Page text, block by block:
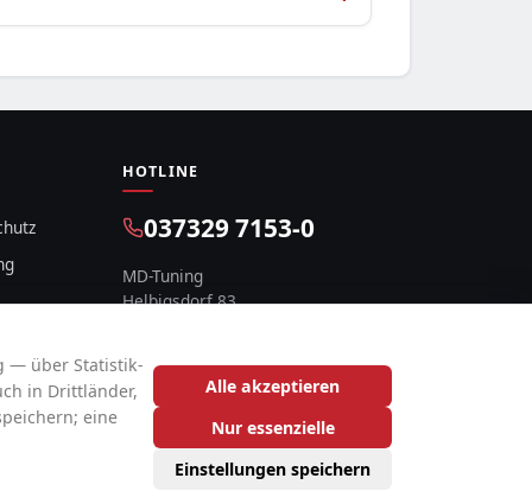
HOTLINE
037329 7153-0
MD-Tuning
Helbigsdorf 83
— über Statistik-
in Drittländer,
eine
Alle akzeptieren
Nur essenzielle
Einstellungen speichern